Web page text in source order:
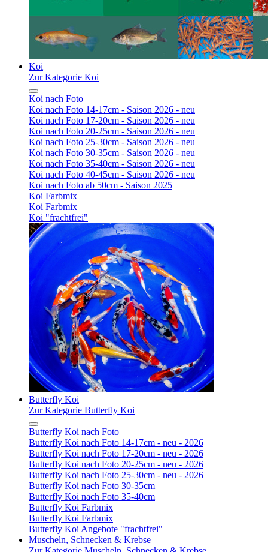
Koi
Zur Kategorie Koi
Koi nach Foto
Koi nach Foto 14-17cm - Saison 2026 - neu
Koi nach Foto 17-20cm - Saison 2026 - neu
Koi nach Foto 20-25cm - Saison 2026 - neu
Koi nach Foto 25-30cm - Saison 2026 - neu
Koi nach Foto 30-35cm - Saison 2026 - neu
Koi nach Foto 35-40cm - Saison 2026 - neu
Koi nach Foto 40-45cm - Saison 2026 - neu
Koi nach Foto ab 50cm - Saison 2025
Koi Farbmix
Koi Farbmix
Koi "frachtfrei"
Butterfly Koi
Zur Kategorie Butterfly Koi
Butterfly Koi nach Foto
Butterfly Koi nach Foto 14-17cm - neu - 2026
Butterfly Koi nach Foto 17-20cm - neu - 2026
Butterfly Koi nach Foto 20-25cm - neu - 2026
Butterfly Koi nach Foto 25-30cm - neu - 2026
Butterfly Koi nach Foto 30-35cm
Butterfly Koi nach Foto 35-40cm
Butterfly Koi Farbmix
Butterfly Koi Farbmix
Butterfly Koi Angebote "frachtfrei"
Muscheln, Schnecken & Krebse